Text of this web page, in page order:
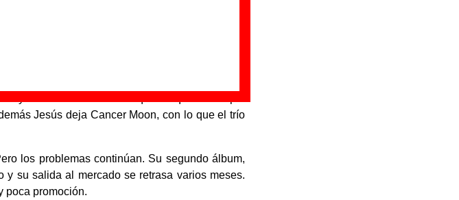
Jesús deja Cancer Moon, con lo que el trío
los problemas continúan. Su segundo álbum,
su salida al mercado se retrasa varios meses.
poca promoción.